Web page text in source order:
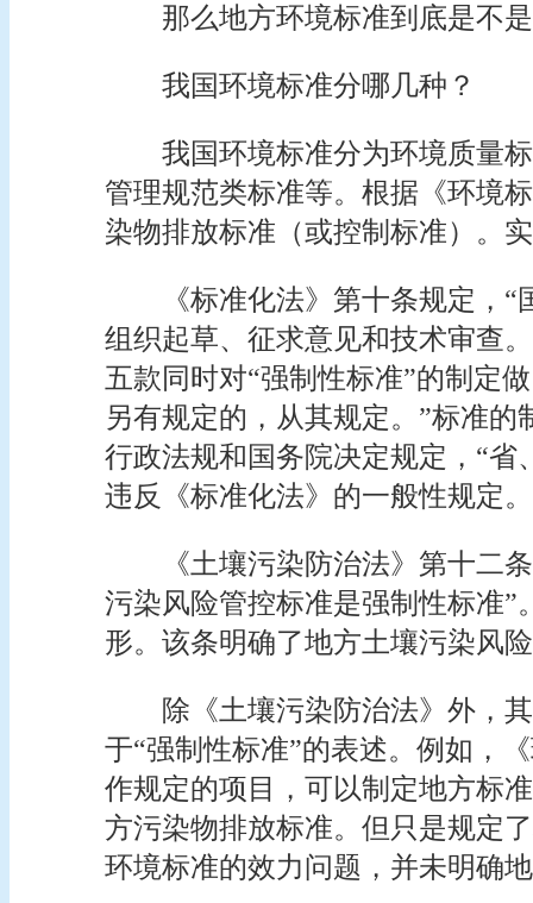
那么地方环境标准到底是不
我国环境标准分哪几种？
我国环境标准分为环境质量
管理规范类标准等。根据《环境
染物排放标准（或控制标准）。
《标准化法》第十条规定，
组织起草、征求意见和技术审查
五款同时对“强制性标准”的制定
另有规定的，从其规定。”标准
行政法规和国务院决定规定，“
违反《标准化法》的一般性规定。
《土壤污染防治法》第十二
污染风险管控标准是强制性标准
形。该条明确了地方土壤污染风
除《土壤污染防治法》外，
于“强制性标准”的表述。例如，
作规定的项目，可以制定地方标
方污染物排放标准。但只是规定
环境标准的效力问题，并未明确